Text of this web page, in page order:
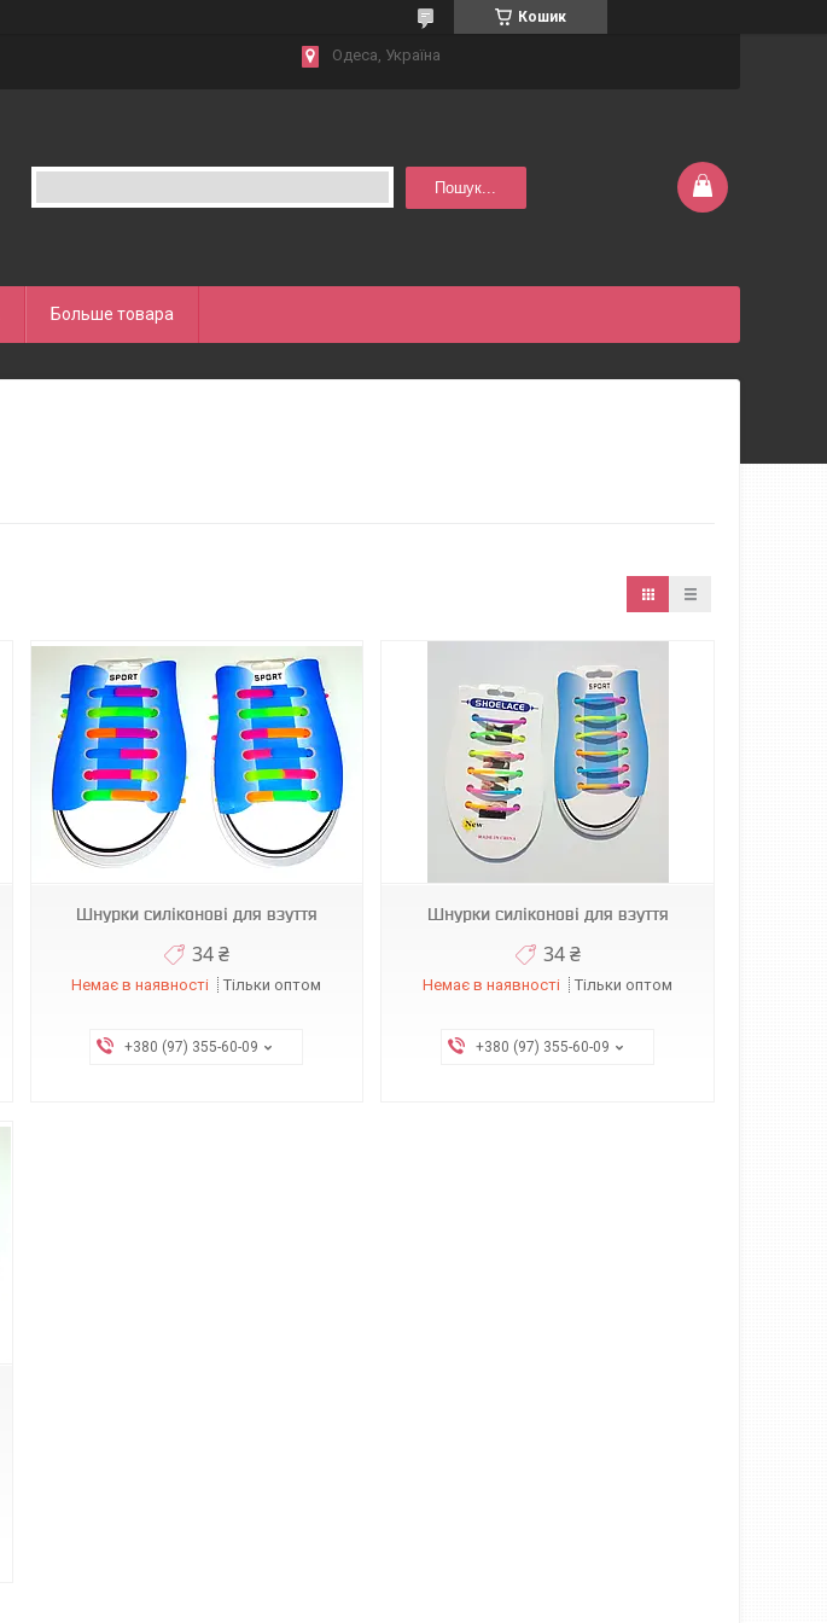
Кошик
Одеса, Україна
Пошук...
Больше товара
Шнурки силіконові для взуття
34 ₴
Немає в наявності Тільки оптом
+380 (97) 355-60-09
Шнурки силіконові для взуття
34 ₴
Немає в наявності Тільки оптом
+380 (97) 355-60-09